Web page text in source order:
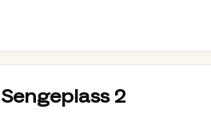
2